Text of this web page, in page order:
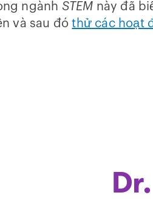
ngành STEM này đã
và sau đóthử các hoạt